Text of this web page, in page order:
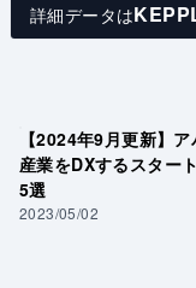
詳細データは
【2024年9月更新】
産業をDXするスター
5選
2023/05/02